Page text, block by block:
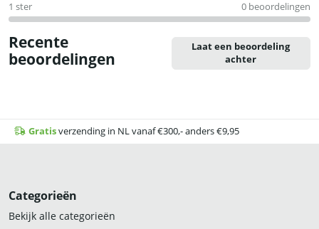
1 ster 0 beoordelingen
Recente
beoordelingen
Laat een beoordeling
achter
Gratisverzending in NL vanaf €300,- anders €9,95
Categorieën
Bekijk alle categorieën